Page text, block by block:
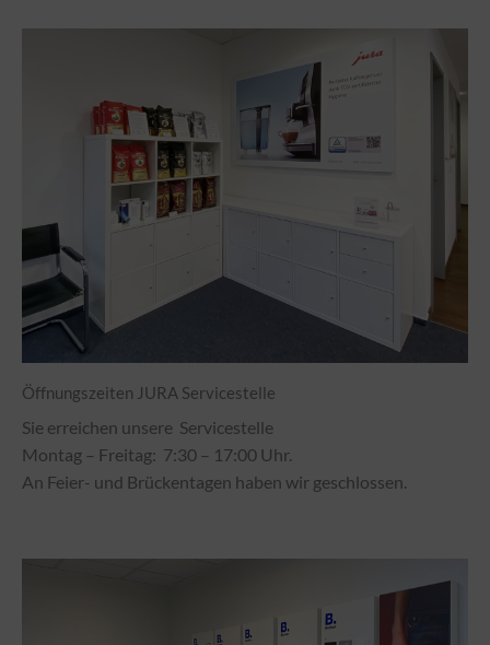
Öffnungszeiten JURA Servicestelle
Sie erreichen unsere Servicestelle
Montag – Freitag: 7:30 – 17:00 Uhr.
An Feier- und Brückentagen haben wir geschlossen.